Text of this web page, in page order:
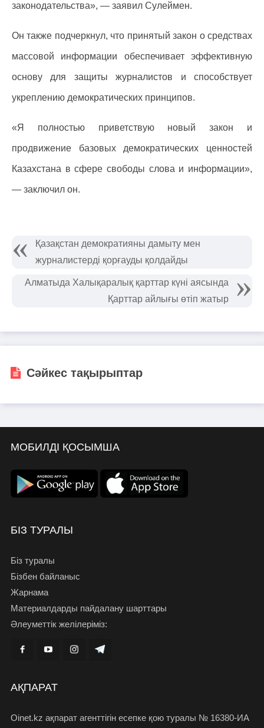
законодательства», — заявил Сулеймен.
Он также подчеркнул, что принятый закон о средствах
массовой информации обеспечивает эффективную
основу для защиты журналистов и способствует
укреплению демократических принципов.
«Я полностью приветствую новый закон и
продвижение базовых демократических ценностей
Казахстана в сфере свободы слова и информации»,
— заключил он.
Қазақстан демократияны дамыту мен
журналистерді қорғауды қолдайды
Алматыда Халықаралық қарттар күні аясында
Қарттар айлығы өтіп жатыр
Сәйкес тақырыптар
МОБИЛДІ ҚОСЫМША
БІЗ ТУРАЛЫ
Біз туралы
Бізбен байланыс
Жарнама
Материалдарды пайдалану шарттары
Әлеуметтік желілеріміз:
АҚПАРАТ
Oinet.kz ақпарат агенттігін есепке қою туралы № 16380-ИА